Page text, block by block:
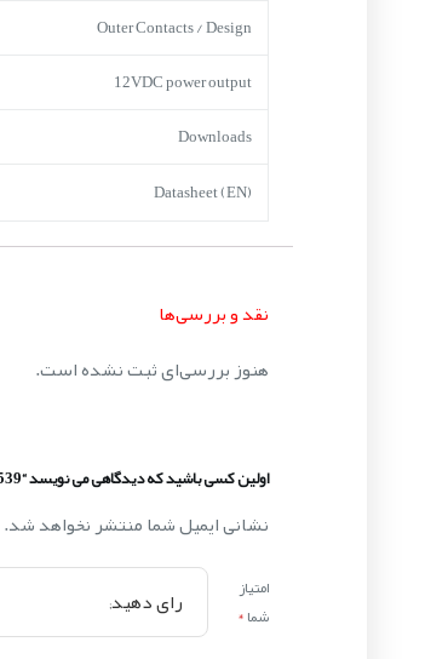
Outer Contacts / Design
12VDC power output
Downloads
Datasheet (EN)
نقد و بررسی‌ها
هنوز بررسی‌ای ثبت نشده است.
اولین کسی باشید که دیدگاهی می نویسد “V-7539”
نشانی ایمیل شما منتشر نخواهد شد.
امتیاز
شما*